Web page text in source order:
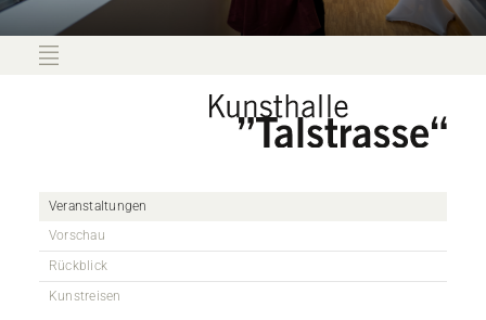
Veranstaltungen
Vorschau
Rückblick
Kunstreisen